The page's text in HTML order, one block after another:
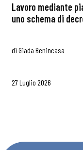
Lavoro mediante
uno schema di
di Giada Benincasa
27 Luglio 2026